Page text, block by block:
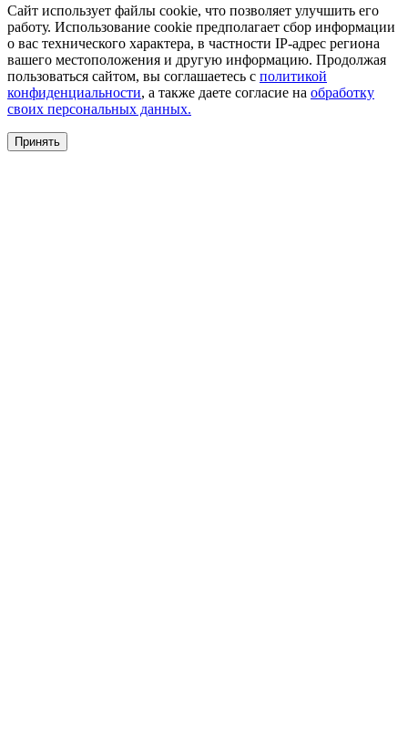
Сайт использует файлы cookie, что позволяет улучшить его
работу. Использование cookie предполагает сбор информации
о вас технического характера, в частности IP-адрес региона
вашего местоположения и другую информацию. Продолжая
пользоваться сайтом, вы соглашаетесь с политикой
конфиденциальности, а также даете согласие на обработку
своих персональных данных.
Принять